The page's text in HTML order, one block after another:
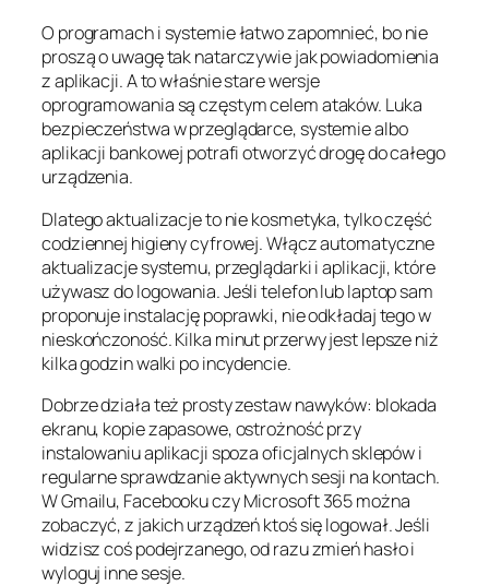
O programach i systemie łatwo zapomnieć, bo nie
proszą o uwagę tak natarczywie jak powiadomienia
z aplikacji. A to właśnie stare wersje
oprogramowania są częstym celem ataków. Luka
bezpieczeństwa w przeglądarce, systemie albo
aplikacji bankowej potrafi otworzyć drogę do całego
urządzenia.
Dlatego aktualizacje to nie kosmetyka, tylko część
codziennej higieny cyfrowej. Włącz automatyczne
aktualizacje systemu, przeglądarki i aplikacji, które
używasz do logowania. Jeśli telefon lub laptop sam
proponuje instalację poprawki, nie odkładaj tego w
nieskończoność. Kilka minut przerwy jest lepsze niż
kilka godzin walki po incydencie.
Dobrze działa też prosty zestaw nawyków: blokada
ekranu, kopie zapasowe, ostrożność przy
instalowaniu aplikacji spoza oficjalnych sklepów i
regularne sprawdzanie aktywnych sesji na kontach.
W Gmailu, Facebooku czy Microsoft 365 można
zobaczyć, z jakich urządzeń ktoś się logował. Jeśli
widzisz coś podejrzanego, od razu zmień hasło i
wyloguj inne sesje.